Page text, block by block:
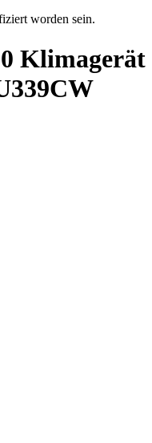
worden sein.
Klimagerät